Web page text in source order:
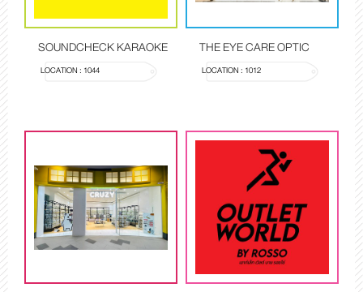
SOUNDCHECK KARAOKE
LOCATION : 1044
THE EYE CARE OPTIC
LOCATION : 1012